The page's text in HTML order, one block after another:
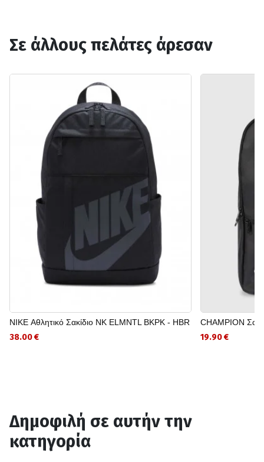
Σε άλλους πελάτες άρεσαν
NIKE Αθλητικό Σακίδιο NK ELMNTL BKPK - HBR
38.00 €
CHAMPION
19.90 €
Δημοφιλή σε αυτήν την
κατηγορία